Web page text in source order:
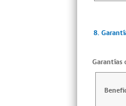
8.
Garantías